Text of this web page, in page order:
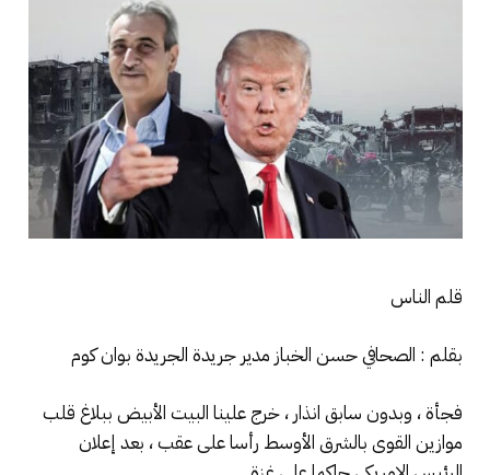
قلم الناس
بقلم : الصحافي حسن الخباز مدير جريدة الجريدة بوان كوم
فجأة ، وبدون سابق انذار ، خرج علينا البيت الأبيض ببلاغ قلب
موازين القوى بالشرق الأوسط رأسا على عقب ، بعد إعلان